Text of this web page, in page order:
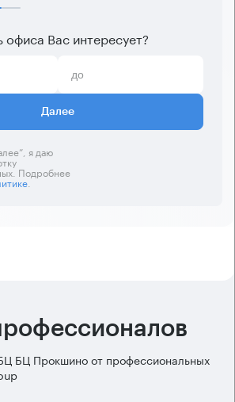
офиса Вас интересует?
Далее
я даю
Подробнее
.
БЦ Прокшино от профессиональных